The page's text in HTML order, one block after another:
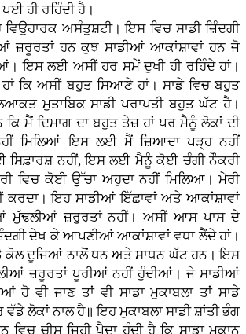
ਹੀ ਰਹਿੰਦੀ ਹੈ।
ਅਸੰਤੁਸ਼ਟੀ। ਇਸ ਵਿਚ ਸਾਡੀ ਜ਼ਿੰਦਗੀ
ਜ਼ਰੂਰਤਾਂ ਹਨ ਕੁਝ ਸਾਡੀਆਂ ਆਕਾਂਸ਼ਾਵਾਂ ਹਨ ਜੋ
ਇਸ ਲਈ ਅਸੀਂ ਹਰ ਸਮੇਂ ਦੁਖੀ ਹੀ ਰਹਿੰਦੇ ਹਾਂ।
ਕਿ ਅਸੀਂ ਬਹੁਤ ਸਿਆਣੇ ਹਾਂ। ਸਾਡੇ ਵਿਚ ਬਹੁਤ
ਮੁਤਾਬਿਕ ਸਾਡੀ ਪਰਾਪਤੀ ਬਹੁਤ ਘੱਟ ਹੈ।
ਮੈਂ ਦਿਮਾਗ ਦਾ ਬਹੁਤ ਤੇਜ਼ ਹਾਂ ਪਰ ਮੈਨੂੰ ਲੋਕਾਂ ਦੀ
ਮਿਲਿਆਂ ਇਸ ਲਈ ਮੈਂ ਜ਼ਿਆਦਾ ਪੜ੍ਹ ਨਹੀਂ
ਸਿਫ਼ਾਰਸ਼ ਨਹੀਂ, ਇਸ ਲਈ ਮੈਨੂੰ ਕੋਈ ਚੰਗੀ ਨੌਕਰੀ
ਵਿਚ ਕੋਈ ਉੱਚਾ ਅਹੁਦਾ ਨਹੀਂ ਮਿਲਿਆ। ਮੇਰੀ
ਕਰਦਾ। ਇਹ ਸਾਡੀਆਂ ਇੱਛਾਵਾਂ ਅਤੇ ਆਕਾਂਸ਼ਾਵਾਂ
ਮੁੱਢਲੀਆਂ ਜ਼ਰੁਰਤਾਂ ਨਹੀਂ। ਅਸੀਂ ਆਸ ਪਾਸ ਦੇ
ਦੇਖ ਕੇ ਆਪਣੀਆਂ ਆਕਾਂਸ਼ਾਵਾਂ ਵਧਾ ਲੈਂਦੇ ਹਾਂ।
ਕੋਲ ਦੂਜਿਆਂ ਨਾਲੋਂ ਧਨ ਅਤੇ ਸਾਧਨ ਘੱਟ ਹਨ। ਇਸ
ਜ਼ਰੂਰਤਾਂ ਪੂਰੀਆਂ ਨਹੀਂ ਹੁੰਦੀਆਂ। ਜੇ ਸਾਡੀਆਂ
ਹੋ ਵੀ ਜਾਣ ਤਾਂ ਵੀ ਸਾਡਾ ਮੁਕਾਬਲਾ ਤਾਂ ਸਾਡੇ
ਲੋਕਾਂ ਨਾਲ ਹੈ॥ ਇਹ ਮੁਕਾਬਲਾ ਸਾਡੀ ਸ਼ਾਂਤੀ ਭੰਗ
ਵਿਚ ਚੀਸ ਜਿਹੀ ਪੈਦਾ ਹੁੰਦੀ ਹੈ ਕਿ ਸਾਡਾ ਮਕਾਨ